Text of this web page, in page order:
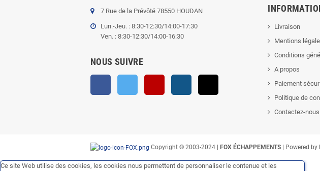
7 Rue de la Prévôté 78550 HOUDAN
Lun.-Jeu. : 8:30-12:30/14:00-17:30
Ven. : 8:30-12:30/14:00-16:30
NOUS SUIVRE
Facebook Twitter YouTube Instagram
Livraison
Mentions
Conditions
A propos
Paiement
Politique de
Contactez-nous
Copyright © 2003-2024 | FOX ÉCHAPPEMENTS | Powered by
Ce site Web utilise des cookies, les cookies nous permettent de personnaliser le contenue et les